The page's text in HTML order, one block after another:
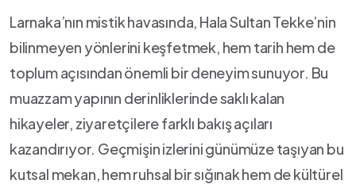
Larnaka’nın mistik havasında, Hala Sultan ⁢Tekke’nin
bilinmeyen yönlerini keşfetmek, hem‌ tarih hem de
toplum açısından ⁢önemli bir⁢ deneyim‍ sunuyor. Bu
muazzam yapının derinliklerinde saklı ⁣kalan
hikayeler, ziyaretçilere farklı bakış​ açıları
⁣kazandırıyor.‌ Geçmişin‍ izlerini günümüze taşıyan bu
kutsal mekan, hem‌ ruhsal bir sığınak⁤ hem de kültürel